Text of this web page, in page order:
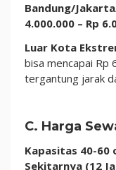
Bandung/
4.000.000 – Rp
Luar Kota
bisa mencapai Rp
tergantung jarak
C. Harga
Kapasitas 40-60
Sekitarnya (12